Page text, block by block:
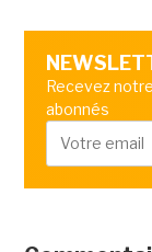
Recevez
abonnés